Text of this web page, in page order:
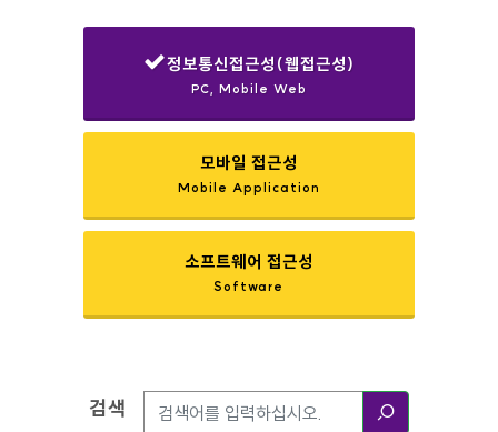
정보통신접근성(웹접근성)
PC, Mobile Web
모바일 접근성
Mobile Application
소프트웨어 접근성
Software
검색옵션
검색